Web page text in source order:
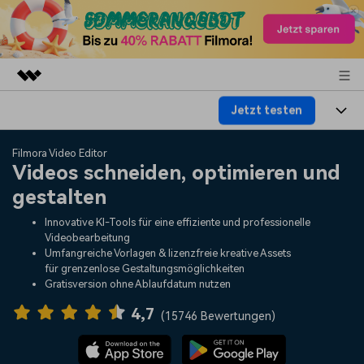
Dienstprogramme
Business
Überblick
Lösungen
Über uns
Presseraum
Support
Jetzt testen
Produkte
Plattformen
Funktionen
Assets
KI
Video/Foto
Audio
Lösungen
Video-Lösungen
Ressourcen
Video-Prompts
Über 100 heiße Video-
Meisterkurs
Beherrschen Sie
Hilfe-Center
Erste Schritte
Filmora Video Editor
Videos schneiden, optimieren und
gestalten
Innovative KI-Tools für eine effiziente und professionelle
Videobearbeitung
Umfangreiche Vorlagen & lizenzfreie kreative Assets
für grenzenlose Gestaltungsmöglichkeiten
Gratisversion ohne Ablaufdatum nutzen
4,7 (15746 Bewertungen)